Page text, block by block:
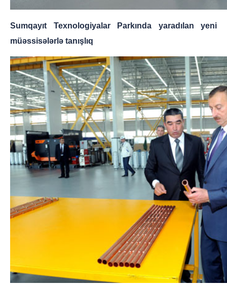
Sumqayıt Texnologiyalar Parkında yaradılan yeni
müəssisələrlə tanışlıq